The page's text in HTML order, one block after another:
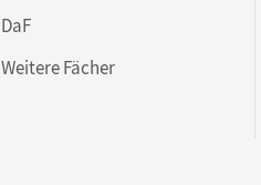
DaF
Weitere Fächer